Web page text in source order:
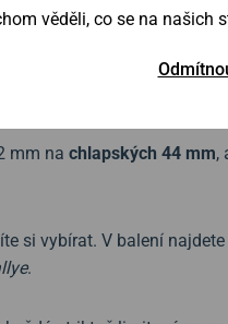
věrně připomíná
gum.
mm na chlapských 44 mm,
si vybírat. V balení
.
věděli, co se na našich